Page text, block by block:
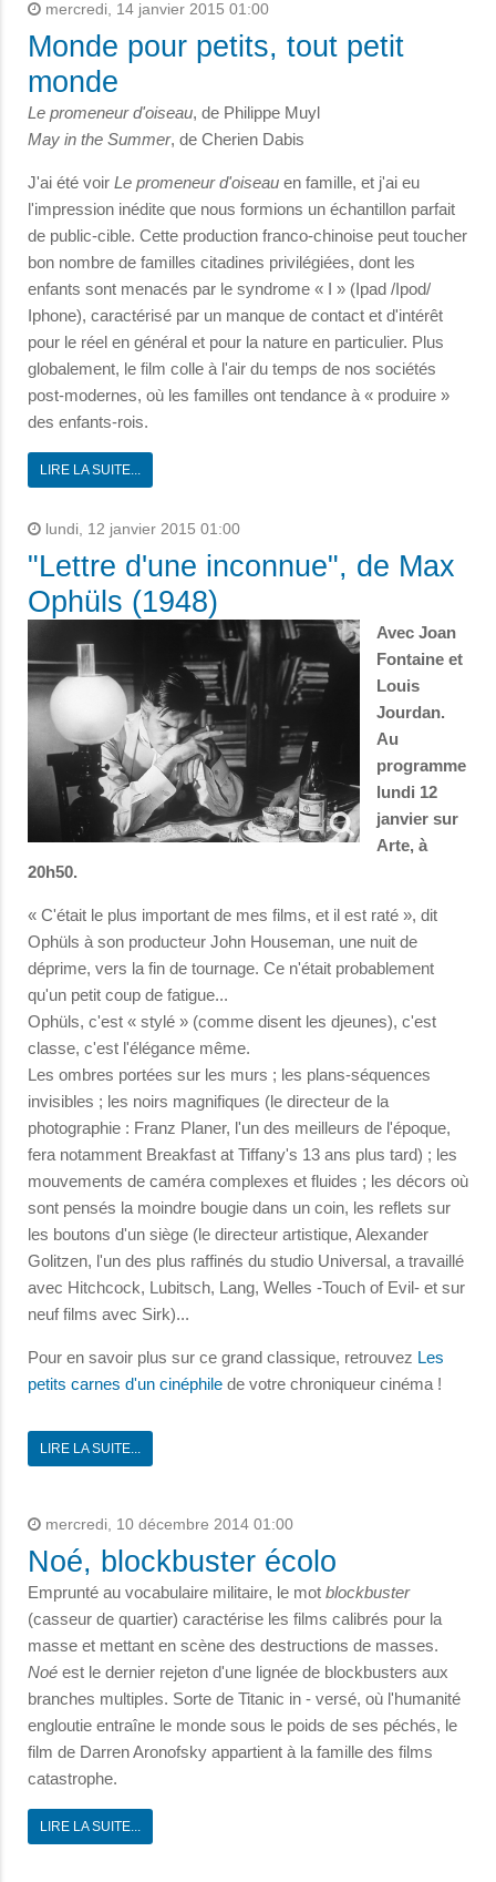
mercredi, 14 janvier 2015 01:00
Monde pour petits, tout petit
monde
Le promeneur d'oiseau, de Philippe Muyl
May in the Summer, de Cherien Dabis
J'ai été voir Le promeneur d'oiseau en famille, et j'ai eu
l'impression inédite que nous formions un échantillon parfait
de public-cible. Cette production franco-chinoise peut toucher
bon nombre de familles citadines privilégiées, dont les
enfants sont menacés par le syndrome « I » (Ipad /Ipod/
Iphone), caractérisé par un manque de contact et d'intérêt
pour le réel en général et pour la nature en particulier. Plus
globalement, le film colle à l'air du temps de nos sociétés
post-modernes, où les familles ont tendance à « produire »
des enfants-rois.
LIRE LA SUITE...
lundi, 12 janvier 2015 01:00
"Lettre d'une inconnue", de Max
Ophüls (1948)
Avec Joan
Fontaine et
Louis
Jourdan.
Au
programme
lundi 12
janvier sur
Arte, à
20h50.
« C'était le plus important de mes films, et il est raté », dit
Ophüls à son producteur John Houseman, une nuit de
déprime, vers la fin de tournage. Ce n'était probablement
qu'un petit coup de fatigue...
Ophüls, c'est « stylé » (comme disent les djeunes), c'est
classe, c'est l'élégance même.
Les ombres portées sur les murs ; les plans-séquences
invisibles ; les noirs magnifiques (le directeur de la
photographie : Franz Planer, l'un des meilleurs de l'époque,
fera notamment Breakfast at Tiffany's 13 ans plus tard) ; les
mouvements de caméra complexes et fluides ; les décors où
sont pensés la moindre bougie dans un coin, les reflets sur
les boutons d'un siège (le directeur artistique, Alexander
Golitzen, l'un des plus raffinés du studio Universal, a travaillé
avec Hitchcock, Lubitsch, Lang, Welles -Touch of Evil- et sur
neuf films avec Sirk)...
Pour en savoir plus sur ce grand classique, retrouvez Les
petits carnes d'un cinéphile de votre chroniqueur cinéma !
LIRE LA SUITE...
mercredi, 10 décembre 2014 01:00
Noé, blockbuster écolo
Emprunté au vocabulaire militaire, le mot blockbuster
(casseur de quartier) caractérise les films calibrés pour la
masse et mettant en scène des destructions de masses.
Noé est le dernier rejeton d'une lignée de blockbusters aux
branches multiples. Sorte de Titanic in - versé, où l'humanité
engloutie entraîne le monde sous le poids de ses péchés, le
film de Darren Aronofsky appartient à la famille des films
catastrophe.
LIRE LA SUITE...